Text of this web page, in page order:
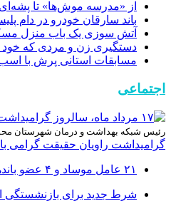
از «مدرسه موش‌ها» تا
باند سارقان خودرو در دام
آتش سوزی یک باب منزل
دستگیری زن و مردی که خود
مسابقات استانی پرش با اسب
اجتماعی
رئیس شبکه بهداشت و درمان شهرستان
گرامیداشت راویان حقیقت گرامی
۲۱ عامل موساد و ۴ عضو باند‌های مسلح بازداشت شدند
شرط جدید برای بازنشستگی